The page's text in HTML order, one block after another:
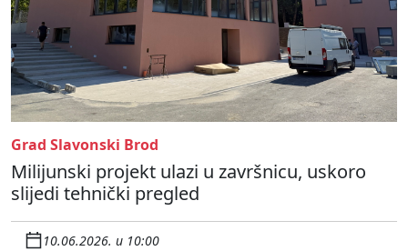
Grad Slavonski Brod
Milijunski projekt ulazi u završnicu, uskoro
slijedi tehnički pregled
10.06.2026. u 10:00